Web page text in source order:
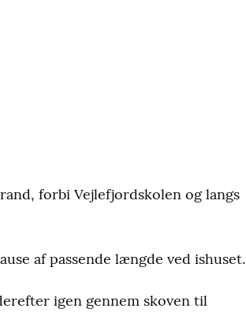
forbi Vejlefjordskolen og langs
af passende længde ved ishuset.
igen gennem skoven til